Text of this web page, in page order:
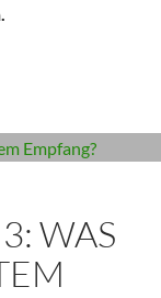
beheben
WAS